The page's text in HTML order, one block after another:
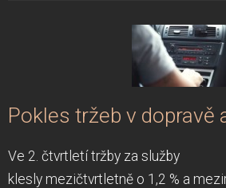
Pokles tržeb v dopravě
Ve 2. čtvrtletí tržby za služby
klesly mezičtvrtletně o 1,2 % a